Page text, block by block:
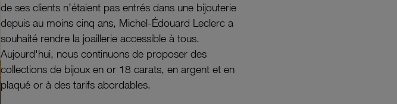
de ses clients n’étaient pas entrés dans une bijouterie
depuis au moins cinq ans, Michel-Édouard Leclerc a
souhaité rendre la joaillerie accessible à tous.
Aujourd'hui, nous continuons de proposer des
collections de bijoux en or 18 carats, en argent et en
plaqué or à des tarifs abordables.